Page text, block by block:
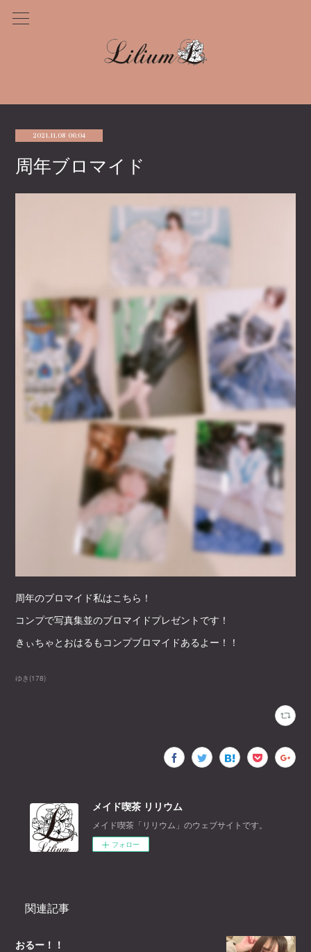
2021.11.08 06:04
周年ブロマイド
周年のブロマイド私はこちら！
コンプで写真集並のブロマイドプレゼントです！
きぃちゃとおはるもコンプブロマイドあるよー！！
ゆき (178)
メイド喫茶 リリウム
メイド喫茶「リリウム」のウェブサイトです。
フォロー
関連記事
おるー！！